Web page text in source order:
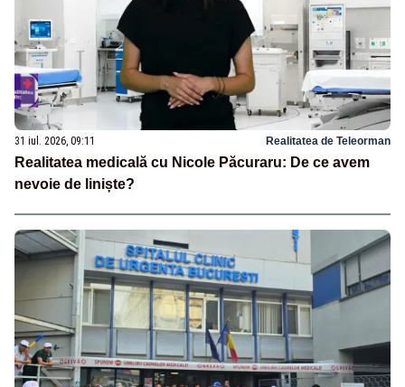
31 iul. 2026, 09:11 Realitatea de Teleorman
Realitatea medicală cu Nicole Păcuraru: De ce avem
nevoie de liniște?